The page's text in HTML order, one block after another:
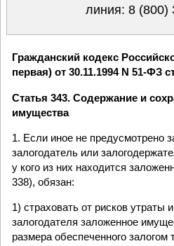
линия: 8 (800)
Гражданский кодекс
первая) от 30.11.1994 N 51-ФЗ
Статья 343. Содержание и
имущества
1. Если иное не предусмотрено
залогодатель или
у кого из них находится
338), обязан:
1) страховать от рисков утраты
залогодателя заложенное
размера обеспеченного залогом